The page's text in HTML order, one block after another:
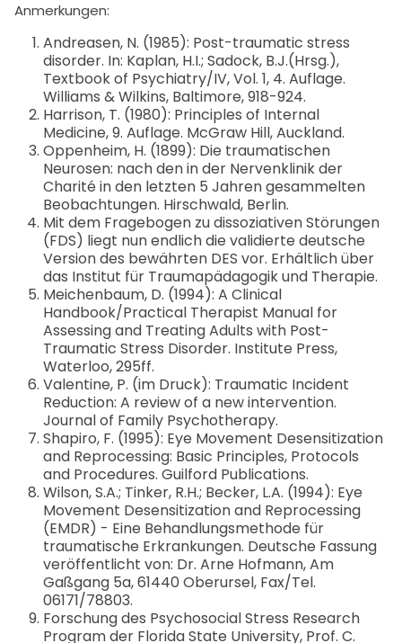
Anmerkungen:
Andreasen, N. (1985): Post-traumatic stress
disorder. In: Kaplan, H.I.; Sadock, B.J.(Hrsg.),
Textbook of Psychiatry/IV, Vol. 1, 4. Auflage.
Williams & Wilkins, Baltimore, 918-924.
Harrison, T. (1980): Principles of Internal
Medicine, 9. Auflage. McGraw Hill, Auckland.
Oppenheim, H. (1899): Die traumatischen
Neurosen: nach den in der Nervenklinik der
Charité in den letzten 5 Jahren gesammelten
Beobachtungen. Hirschwald, Berlin.
Mit dem Fragebogen zu dissoziativen Störungen
(FDS) liegt nun endlich die validierte deutsche
Version des bewährten DES vor. Erhältlich über
das Institut für Traumapädagogik und Therapie.
Meichenbaum, D. (1994): A Clinical
Handbook/Practical Therapist Manual for
Assessing and Treating Adults with Post-
Traumatic Stress Disorder. Institute Press,
Waterloo, 295ff.
Valentine, P. (im Druck): Traumatic Incident
Reduction: A review of a new intervention.
Journal of Family Psychotherapy.
Shapiro, F. (1995): Eye Movement Desensitization
and Reprocessing: Basic Principles, Protocols
and Procedures. Guilford Publications.
Wilson, S.A.; Tinker, R.H.; Becker, L.A. (1994): Eye
Movement Desensitization and Reprocessing
(EMDR) - Eine Behandlungsmethode für
traumatische Erkrankungen. Deutsche Fassung
veröffentlicht von: Dr. Arne Hofmann, Am
Gaßgang 5a, 61440 Oberursel, Fax/Tel.
06171/78803.
Forschung des Psychosocial Stress Research
Program der Florida State University, Prof. C.